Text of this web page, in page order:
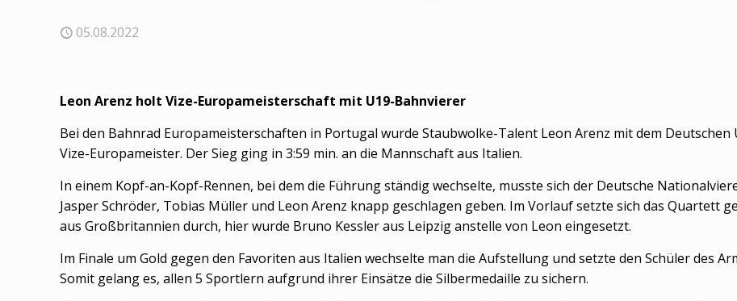
05.08.2022
Leon Arenz holt Vize-Europameisterschaft mit U19-Bahnvierer
Bei den Bahnrad Europameisterschaften in Portugal wurde Staubwolke-Talent Leon Arenz mit dem Deutschen
Vize-Europameister. Der Sieg ging in 3:59 min. an die Mannschaft aus Italien.
In einem Kopf-an-Kopf-Rennen, bei dem die Führung ständig wechselte, musste sich der Deutsche
Jasper Schröder, Tobias Müller und Leon Arenz knapp geschlagen geben. Im Vorlauf setzte sich das Quartett
aus Großbritannien durch, hier wurde Bruno Kessler aus Leipzig anstelle von Leon eingesetzt.
Im Finale um Gold gegen den Favoriten aus Italien wechselte man die Aufstellung und setzte den Schüler des
Somit gelang es, allen 5 Sportlern aufgrund ihrer Einsätze die Silbermedaille zu sichern.